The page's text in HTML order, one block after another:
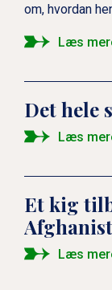
om, hvordan
Læs
Det hele
Læs
Et kig
Læs